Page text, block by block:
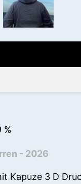
%
- 2026
Kapuze 3 D